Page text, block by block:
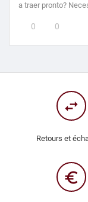
a traer pronto?
0 0
swap_horiz
Retours et
euro_symbol